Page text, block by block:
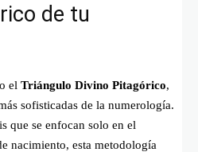
de tu
el Triángulo Divino Pitagórico,
sofisticadas de la numerología.
que se enfocan solo en el
nacimiento, esta metodología